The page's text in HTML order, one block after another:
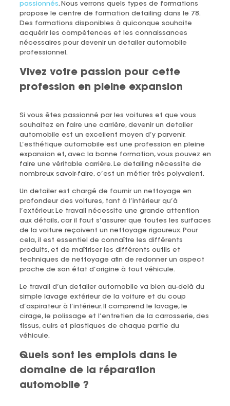
passionnés. Nous verrons quels types de formations
propose le centre de formation detailing dans le 78.
Des formations disponibles à quiconque souhaite
acquérir les compétences et les connaissances
nécessaires pour devenir un detailer automobile
professionnel.
Vivez votre passion pour cette
profession en pleine expansion
Si vous êtes passionné par les voitures et que vous
souhaitez en faire une carrière, devenir un detailer
automobile est un excellent moyen d’y parvenir.
L’esthétique automobile est une profession en pleine
expansion et, avec la bonne formation, vous pouvez en
faire une véritable carrière. Le detailing nécessite de
nombreux savoir-faire, c’est un métier très polyvalent.
Un detailer est chargé de fournir un nettoyage en
profondeur des voitures, tant à l’intérieur qu’à
l’extérieur. Le travail nécessite une grande attention
aux détails, car il faut s’assurer que toutes les surfaces
de la voiture reçoivent un nettoyage rigoureux. Pour
cela, il est essentiel de connaître les différents
produits, et de maîtriser les différents outils et
techniques de nettoyage afin de redonner un aspect
proche de son état d’origine à tout véhicule.
Le travail d’un detailer automobile va bien au-delà du
simple lavage extérieur de la voiture et du coup
d’aspirateur à l’intérieur. Il comprend le lavage, le
cirage, le polissage et l’entretien de la carrosserie, des
tissus, cuirs et plastiques de chaque partie du
véhicule.
Quels sont les emplois dans le
domaine de la réparation
automobile ?